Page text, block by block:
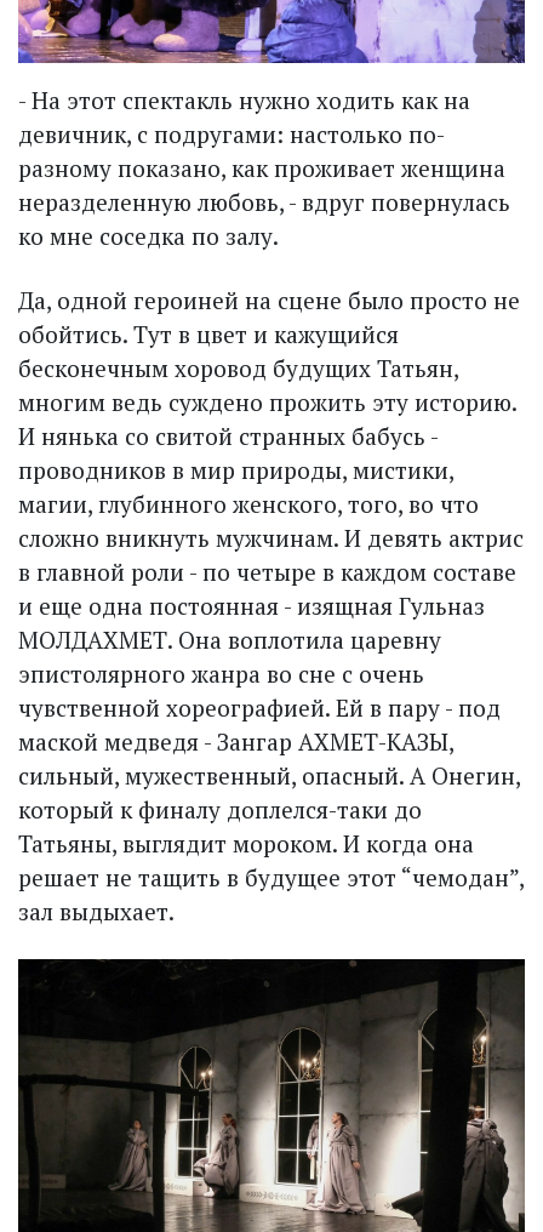
- На этот спектакль нужно ходить как на
девичник, с подругами: настолько по-
разному показано, как проживает женщина
неразделенную любовь, - вдруг повернулась
ко мне соседка по залу.
Да, одной героиней на сцене было просто не
обойтись. Тут в цвет и кажущийся
бесконечным хоровод будущих Татьян,
многим ведь суждено прожить эту историю.
И нянька со свитой странных бабусь -
проводников в мир природы, мистики,
магии, глубинного женского, того, во что
сложно вникнуть мужчинам. И девять актрис
в главной роли - по четыре в каждом составе
и еще одна постоянная - изящная Гульназ
МОЛДАХМЕТ. Она воплотила царевну
эпистолярного жанра во сне с очень
чувственной хореографией. Ей в пару - под
маской медведя - Зангар АХМЕТ-КАЗЫ,
сильный, мужественный, опасный. А Онегин,
который к финалу доплелся-таки до
Татьяны, выглядит мороком. И когда она
решает не тащить в будущее этот “чемодан”,
зал выдыхает.